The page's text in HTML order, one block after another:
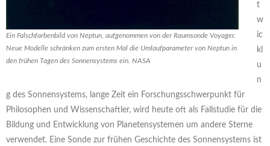
Ein Falschfarbenbild von Neptun, aufgenommen von der Raumsonde Voyager.
Neue Modelle schränken zum ersten Mal die Umlaufparameter von Neptun in
den frühen Tagen des Sonnensystems ein. NASA
t
w
ic
kl
u
n
g des Sonnensystems, lange Zeit ein Forschungsschwerpunkt für
Philosophen und Wissenschaftler, wird heute oft als Fallstudie für die
Bildung und Entwicklung von Planetensystemen um andere Sterne
verwendet. Eine Sonde zur frühen Geschichte des Sonnensystems ist